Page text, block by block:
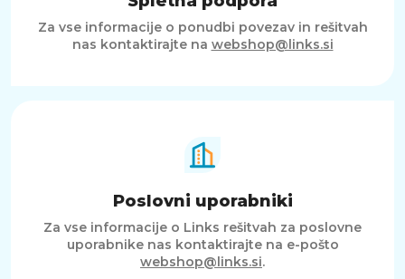
Za vse informacije o ponudbi povezav in rešitvah
nas kontaktirajte na webshop@links.si
Poslovni uporabniki
Za vse informacije o Links rešitvah za poslovne
uporabnike nas kontaktirajte na e-pošto
webshop@links.si.